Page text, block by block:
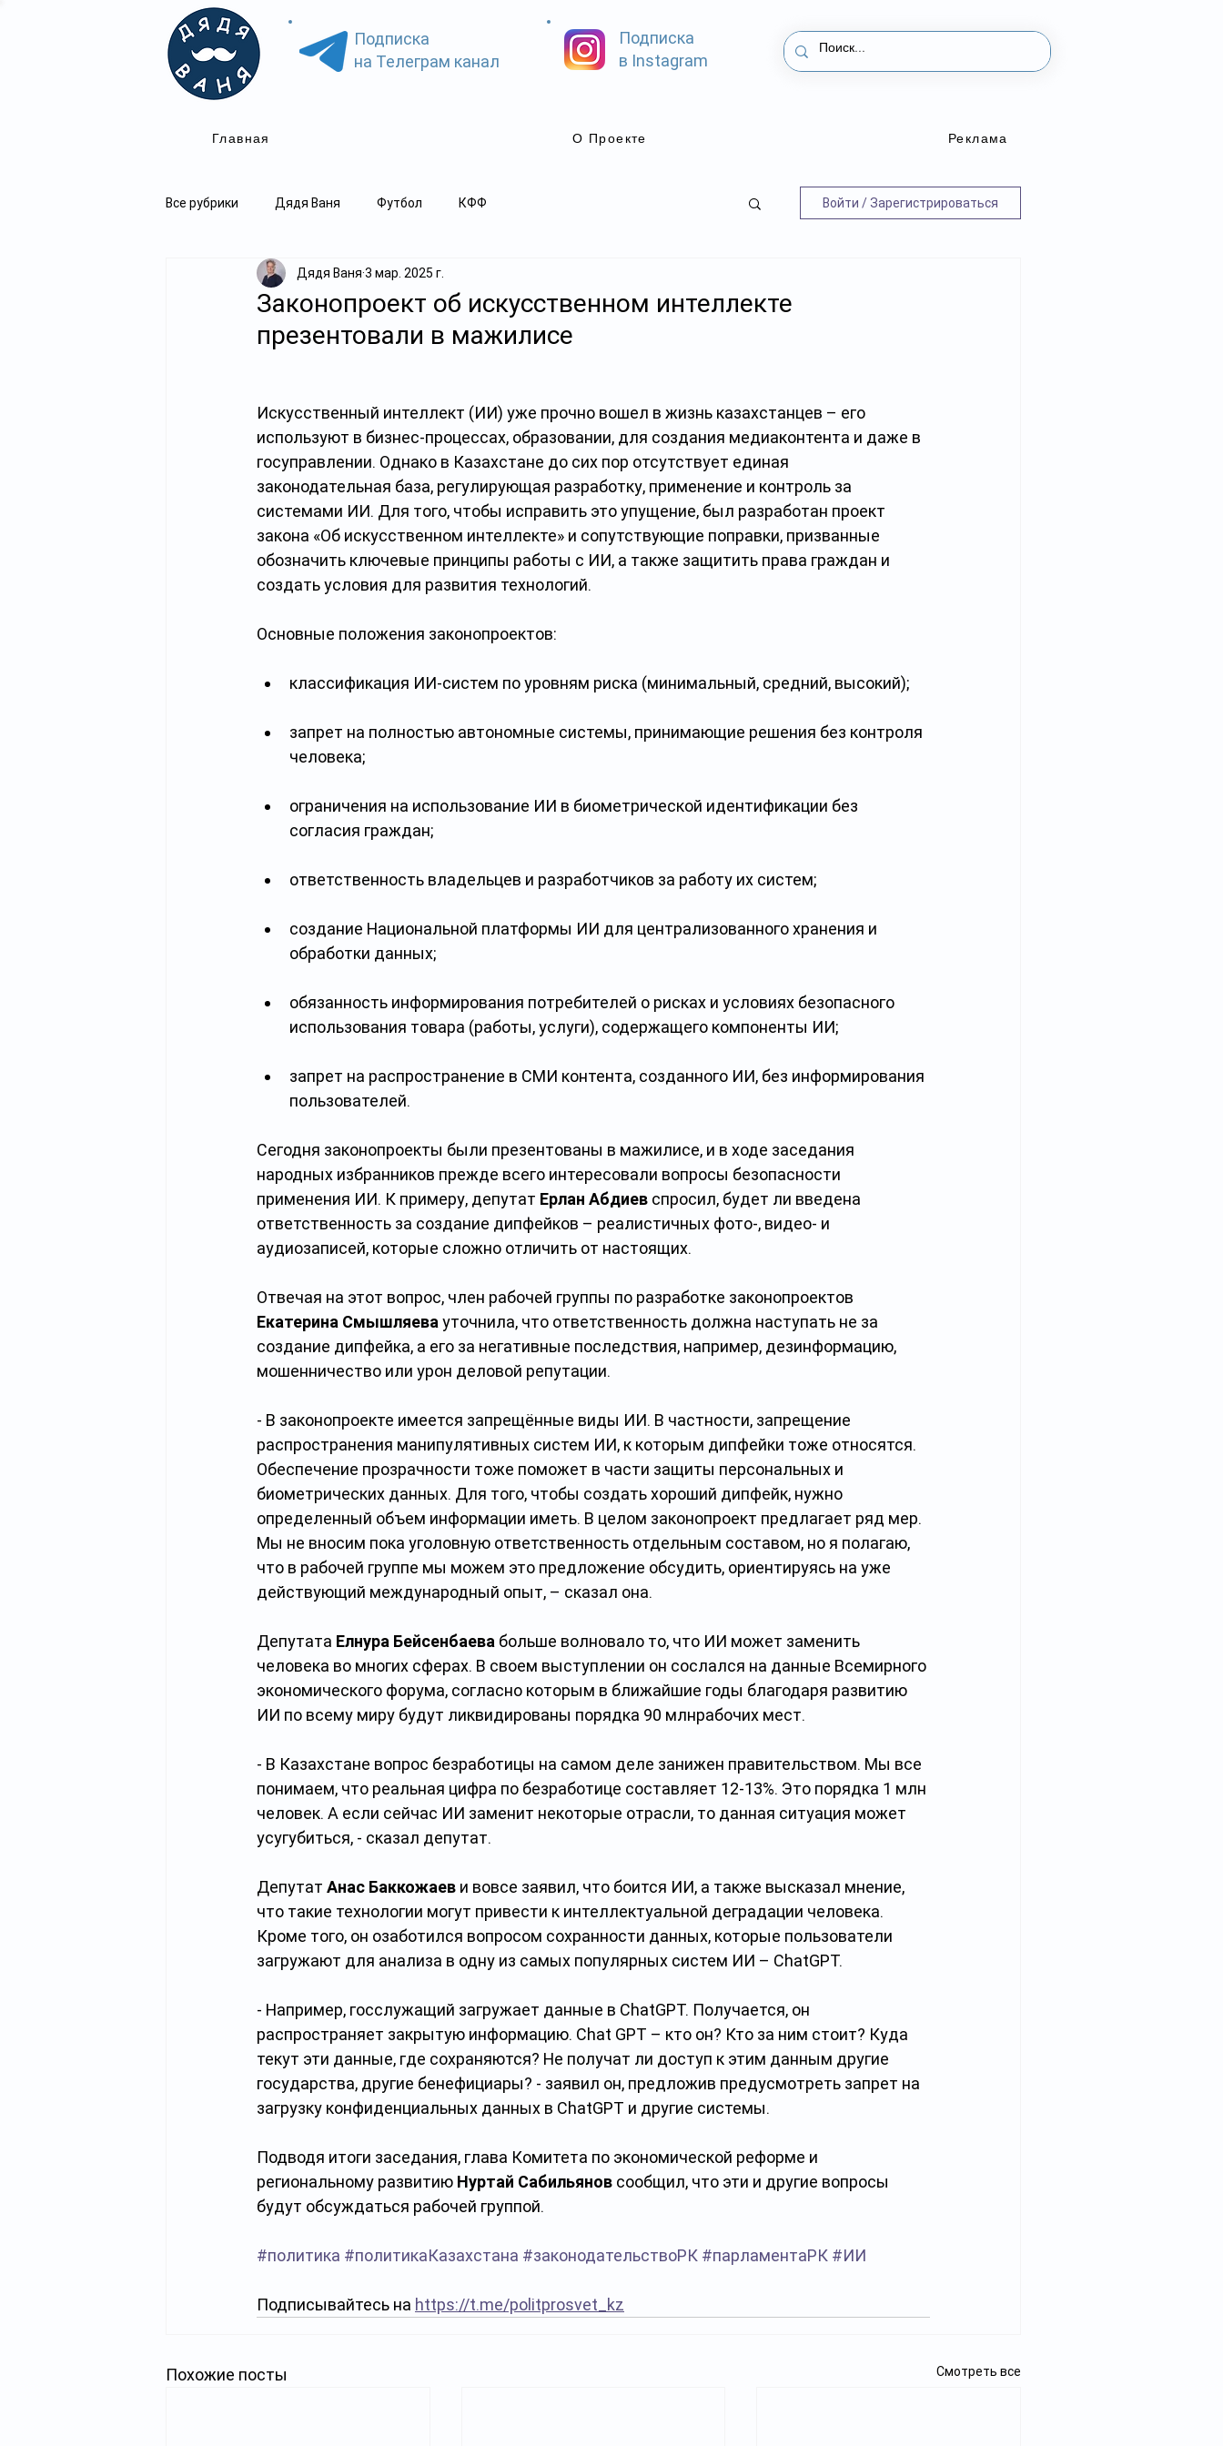
Подписка
на Телеграм канал
Главная
Подписка
в Instagram
О Проекте Реклама
Все рубрики Дядя Ваня Футбол КФФ Войти / Зарегистрироваться
Законопроект об искусственном интеллекте
презентовали в мажилисе
Дядя Ваня 3 мар. 2025 г.
Искусственный интеллект (ИИ) уже прочно вошел в жизнь казахстанцев – его
используют в бизнес-процессах, образовании, для создания медиаконтента и даже в
госуправлении. Однако в Казахстане до сих пор отсутствует единая
законодательная база, регулирующая разработку, применение и контроль за
системами ИИ. Для того, чтобы исправить это упущение, был разработан проект
закона «Об искусственном интеллекте» и сопутствующие поправки, призванные
обозначить ключевые принципы работы с ИИ, а также защитить права граждан и
создать условия для развития технологий.
Основные положения законопроектов:
классификация ИИ-систем по уровням риска (минимальный, средний, высокий);
запрет на полностью автономные системы, принимающие решения без контроля
человека;
ограничения на использование ИИ в биометрической идентификации без
согласия граждан;
ответственность владельцев и разработчиков за работу их систем;
создание Национальной платформы ИИ для централизованного хранения и
обработки данных;
обязанность информирования потребителей о рисках и условиях безопасного
использования товара (работы, услуги), содержащего компоненты ИИ;
запрет на распространение в СМИ контента, созданного ИИ, без информирования
пользователей.
Сегодня законопроекты были презентованы в мажилисе, и в ходе заседания
народных избранников прежде всего интересовали вопросы безопасности
применения ИИ. К примеру, депутат Ерлан Абдиев спросил, будет ли введена
ответственность за создание дипфейков – реалистичных фото-, видео- и
аудиозаписей, которые сложно отличить от настоящих.
Отвечая на этот вопрос, член рабочей группы по разработке законопроектов
Екатерина Смышляева уточнила, что ответственность должна наступать не за
создание дипфейка, а его за негативные последствия, например, дезинформацию,
мошенничество или урон деловой репутации.
- В законопроекте имеется запрещённые виды ИИ. В частности, запрещение
распространения манипулятивных систем ИИ, к которым дипфейки тоже относятся.
Обеспечение прозрачности тоже поможет в части защиты персональных и
биометрических данных. Для того, чтобы создать хороший дипфейк, нужно
определенный объем информации иметь. В целом законопроект предлагает ряд мер.
Мы не вносим пока уголовную ответственность отдельным составом, но я полагаю,
что в рабочей группе мы можем это предложение обсудить, ориентируясь на уже
действующий международный опыт, – сказал она.
Депутата Елнура Бейсенбаева больше волновало то, что ИИ может заменить
человека во многих сферах. В своем выступлении он сослался на данные Всемирного
экономического форума, согласно которым в ближайшие годы благодаря развитию
ИИ по всему миру будут ликвидированы порядка 90 млнрабочих мест.
- В Казахстане вопрос безработицы на самом деле занижен правительством. Мы все
понимаем, что реальная цифра по безработице составляет 12-13%. Это порядка 1 млн
человек. А если сейчас ИИ заменит некоторые отрасли, то данная ситуация может
усугубиться, - сказал депутат.
Депутат Анас Баккожаев и вовсе заявил, что боится ИИ, а также высказал мнение,
что такие технологии могут привести к интеллектуальной деградации человека.
Кроме того, он озаботился вопросом сохранности данных, которые пользователи
загружают для анализа в одну из самых популярных систем ИИ – ChatGPT.
- Например, госслужащий загружает данные в ChatGPT. Получается, он
распространяет закрытую информацию. Chat GPT – кто он? Кто за ним стоит? Куда
текут эти данные, где сохраняются? Не получат ли доступ к этим данным другие
государства, другие бенефициары? - заявил он, предложив предусмотреть запрет на
загрузку конфиденциальных данных в ChatGPT и другие системы.
Подводя итоги заседания, глава Комитета по экономической реформе и
региональному развитию Нуртай Сабильянов сообщил, что эти и другие вопросы
будут обсуждаться рабочей группой.
#политика #политикаКазахстана #законодательствоРК #парламентаРК #ИИ
Подписывайтесь на https://t.me/politprosvet_kz
Похожие посты Смотреть все